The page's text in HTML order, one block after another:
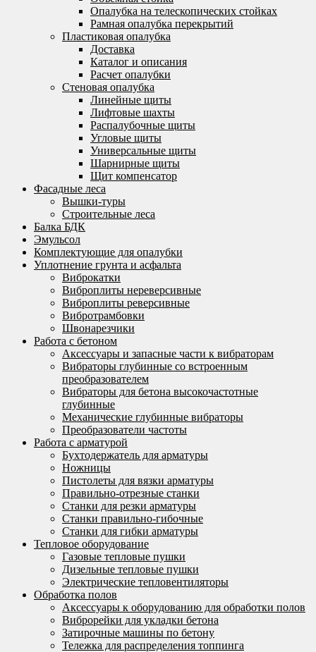
Опалубка на телескопических стойках
Рамная опалубка перекрытий
Пластиковая опалубка
Доставка
Каталог и описания
Расчет опалубки
Стеновая опалубка
Линейные щиты
Лифтовые шахты
Распалубочные щиты
Угловые щиты
Универсальные щиты
Шарнирные щиты
Щит компенсатор
Фасадные леса
Вышки-туры
Строительные леса
Балка БДК
Эмульсол
Комплектующие для опалубки
Уплотнение грунта и асфальта
Виброкатки
Виброплиты нереверсивные
Виброплиты реверсивные
Вибротрамбовки
Швонарезчики
Работа с бетоном
Аксессуары и запасные части к вибраторам
Вибраторы глубинные со встроенным
преобразователем
Вибраторы для бетона высокочастотные
глубинные
Механические глубинные вибраторы
Преобразователи частоты
Работа с арматурой
Бухтодержатель для арматуры
Ножницы
Пистолеты для вязки арматуры
Правильно-отрезные станки
Станки для резки арматуры
Станки правильно-гибочные
Станки для гибки арматуры
Тепловое оборудование
Газовые тепловые пушки
Дизельные тепловые пушки
Электрические тепловентиляторы
Обработка полов
Аксессуары к оборудованию для обработки полов
Виброрейки для укладки бетона
Затирочные машины по бетону
Тележка для распределения топпинга